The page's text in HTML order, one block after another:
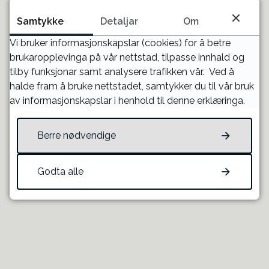
e
d
k
a
l
e
l
Dagar aktiviteten går føre seg
Praktisk informasjon
Om staden
Namn
-
Fann du det du leita etter?
Samtykke Detaljar
Om
Vi bruker informasjonskapslar (cookies) for å betre
brukaropplevinga på vår nettstad, tilpasse innhald og
tilby funksjonar samt analysere trafikken vår. Ved å
halde fram å bruke nettstadet, samtykker du til vår bruk
av informasjonskapslar i henhold til denne erklæringa.
Berre nødvendige
Godta alle